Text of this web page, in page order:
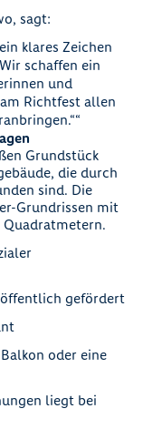
sagt:
klares Zeichen
schaffen ein
und
Richtfest allen
Grundstück
die durch
sind. Die
Grundrissen mit
gefördert
oder eine
liegt bei